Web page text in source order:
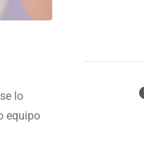
lo
equipo